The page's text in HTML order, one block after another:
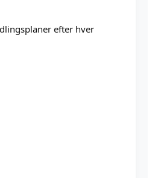
efter hver